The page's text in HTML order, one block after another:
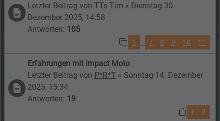
Letzter Beitrag vonTTs Tim « Dienstag 30.
Dezember 2025, 14:58
Antworten: 105
1 … 7 8 9 10 11
Erfahrungen mit Impact Moto
Letzter Beitrag von P*R*T « Sonntag 14. Dezember
2025, 15:34
Antworten: 19
1 2